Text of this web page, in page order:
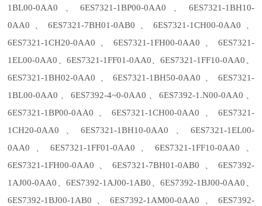
1BL00-0AA0、6ES7321-1BP00-0AA0、6ES7321-1BH10-
0AA0、6ES7321-7BH01-0AB0、6ES7321-1CH00-0AA0、
6ES7321-1CH20-0AA0、6ES7321-1FH00-0AA0、6ES7321-
1EL00-0AA0、6ES7321-1FF01-0AA0、6ES7321-1FF10-0AA0、
6ES7321-1BH02-0AA0、6ES7321-1BH50-0AA0、6ES7321-
1BL00-0AA0、6ES7392-4~0-0AA0、6ES7392-1.N00-0AA0、
6ES7321-1BP00-0AA0、6ES7321-1CH00-0AA0、6ES7321-
1CH20-0AA0、6ES7321-1BH10-0AA0、6ES7321-1EL00-
0AA0、6ES7321-1FF01-0AA0、6ES7321-1FF10-0AA0、
6ES7321-1FH00-0AA0、6ES7321-7BH01-0AB0、6ES7392-
1AJ00-0AA0、6ES7392-1AJ00-1AB0、6ES7392-1BJ00-0AA0、
6ES7392-1BJ00-1AB0、6ES7392-1AM00-0AA0、6ES7392-